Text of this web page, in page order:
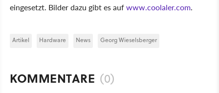
eingesetzt. Bilder dazu gibt es aufwww.coolaler.com.
Artikel Hardware News Georg Wieselsberger
KOMMENTARE (0)